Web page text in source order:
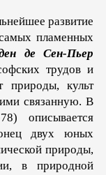
развитие
пламенных
де Сен-Пьер
трудов и
природы, культ
связанную. В
описывается
двух юных
природы,
в природной